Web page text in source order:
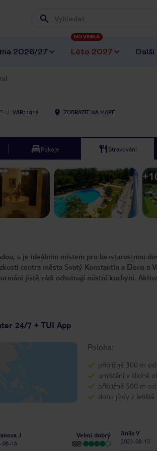
Wpisz frazę, której szukasz
2026/27 Léto 2027
NOVINKA
Další
VAR11019 ZOBRAZIT NA MAPĚ
Pokoje Stravování
+
a je ideálním místem pro bezstarostnou
centra města Svatý Konstantin a Elena a
jistě rádi ochutnají místní kuchyni.
24/7 + TUI App
Poloha:
přibližně 300 m
umístění v klidné
přibližně 500 m od
doba jízdy z letiště
J
06-16
Velmi dobrý
Aniie V
2023-08-13